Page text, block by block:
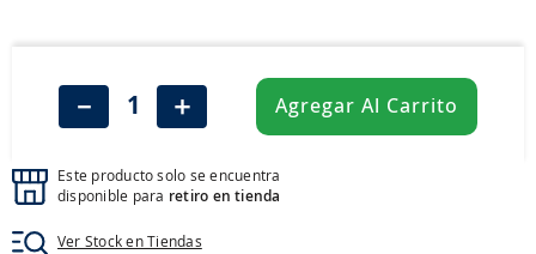
＋
－ Agregar Al Carrito
Este producto solo se encuentra
disponible para retiro en tienda
Ver Stock en Tiendas